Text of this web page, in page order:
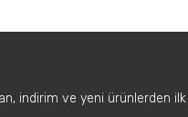
indirim ve yeni ürünlerden